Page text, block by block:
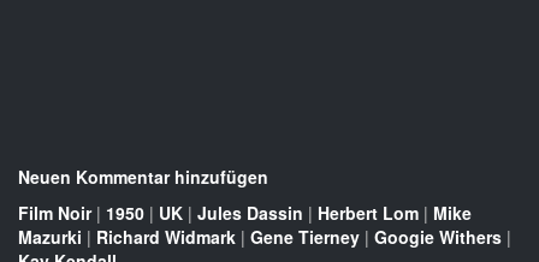
Neuen Kommentar hinzufügen
Film Noir| 1950 | UK | Jules Dassin | Herbert Lom | Mike
Mazurki | Richard Widmark | Gene Tierney | Googie Withers |